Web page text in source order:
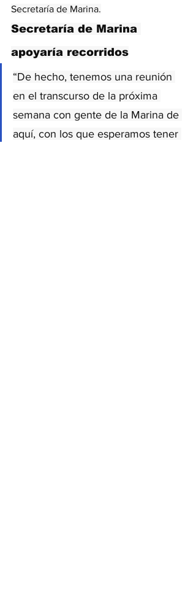
Secretaría de Marina.
Secretaría de Marina
apoyaría recorridos
“De hecho, tenemos una reunión
en el transcurso de la próxima
semana con gente de la Marina de
aquí, con los que esperamos tener